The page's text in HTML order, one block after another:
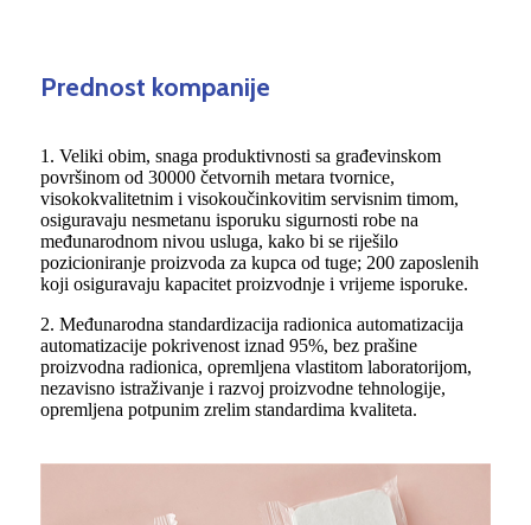
Prednost kompanije
1. Veliki obim, snaga produktivnosti sa građevinskom
površinom od 30000 četvornih metara tvornice,
visokokvalitetnim i visokoučinkovitim servisnim timom,
osiguravaju nesmetanu isporuku sigurnosti robe na
međunarodnom nivou usluga, kako bi se riješilo
pozicioniranje proizvoda za kupca od tuge; 200 zaposlenih
koji osiguravaju kapacitet proizvodnje i vrijeme isporuke.
2. Međunarodna standardizacija radionica automatizacija
automatizacije pokrivenost iznad 95%, bez prašine
proizvodna radionica, opremljena vlastitom laboratorijom,
nezavisno istraživanje i razvoj proizvodne tehnologije,
opremljena potpunim zrelim standardima kvaliteta.